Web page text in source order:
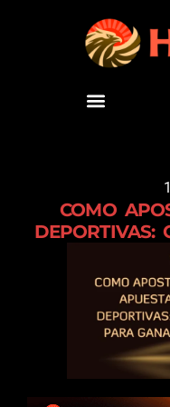
COMO
DEPORTIVAS: